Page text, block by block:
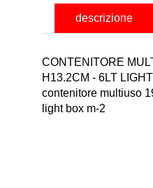
descrizione
CONTENITORE
H13.2CM - 6LT
contenitore multiuso
light box m-2